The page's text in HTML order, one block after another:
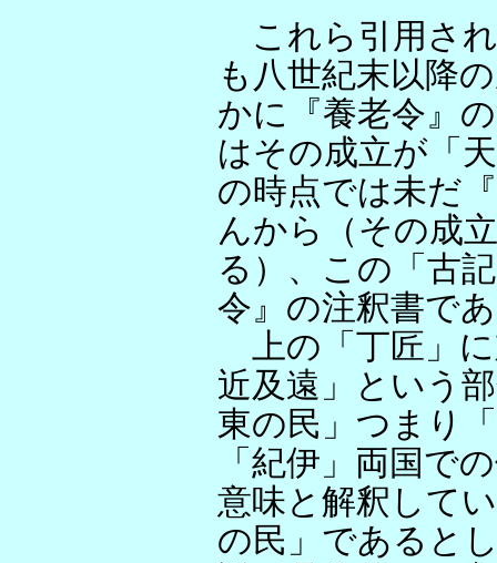
これら引用さ
も八世紀末以降
かに『養老令』
はその成立が「
の時点では未だ
んから（その成
る）、この「古
令』の注釈書で
上の「丁匠」
近及遠」という
東の民」つまり
「紀伊」両国で
意味と解釈して
の民」であると